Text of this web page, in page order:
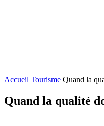
Accueil Tourisme Quand la
Quand la qualité